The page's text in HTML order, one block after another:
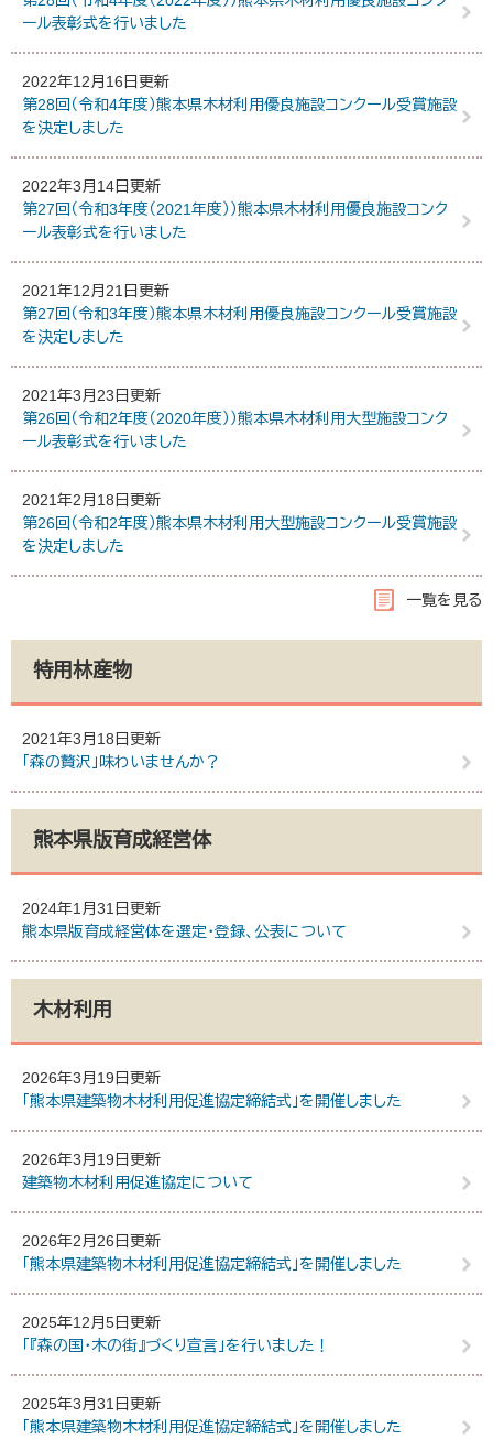
ール表彰式を行いました
2022年12月16日更新
第28回（令和4年度）熊本県木材利用優良施設コンクール受賞施設
を決定しました
2022年3月14日更新
第27回（令和3年度（2021年度））熊本県木材利用優良施設コンク
ール表彰式を行いました
2021年12月21日更新
第27回（令和3年度）熊本県木材利用優良施設コンクール受賞施設
を決定しました
2021年3月23日更新
第26回（令和2年度（2020年度））熊本県木材利用大型施設コンク
ール表彰式を行いました
2021年2月18日更新
第26回（令和2年度）熊本県木材利用大型施設コンクール受賞施設
を決定しました
一覧を見る
特用林産物
2021年3月18日更新
「森の贅沢」味わいませんか？
熊本県版育成経営体
2024年1月31日更新
熊本県版育成経営体を選定・登録、公表について
木材利用
2026年3月19日更新
「熊本県建築物木材利用促進協定締結式」を開催しました
2026年3月19日更新
建築物木材利用促進協定について
2026年2月26日更新
「熊本県建築物木材利用促進協定締結式」を開催しました
2025年12月5日更新
「『森の国・木の街』づくり宣言」を行いました！
2025年3月31日更新
「熊本県建築物木材利用促進協定締結式」を開催しました